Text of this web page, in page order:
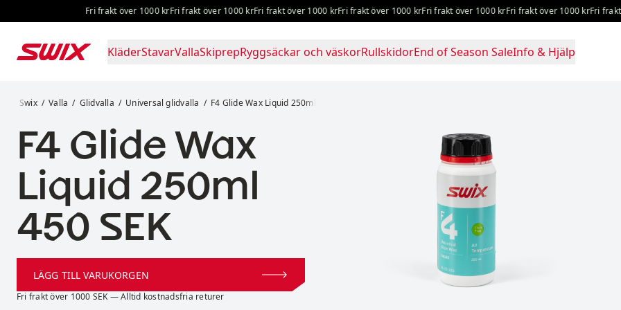
Hoppa till innehållFri frakt över 1000 krFri frakt över 1000 krFri frakt över 1000 krFri frakt över 1000 krFri frakt över 1000 krFri frakt över 1000 krFri frakt
KläderStavarVallaSkiprepRyggsäckar och väskorRullskidorEnd of Season SaleInfo & Hjälp
Swix Valla Glidvalla Universal glidvalla F4 Glide Wax Liquid 250ml
F4 Glide Wax
Liquid 250ml
Pris:
450 SEK
LÄGG TILL VARUKORGEN
Fri frakt över 1000 SEK — Alltid kostnadsfria returer